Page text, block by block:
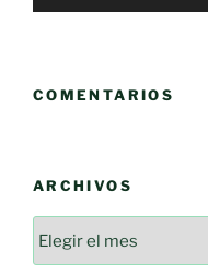
COMENTARIOS
ARCHIVOS